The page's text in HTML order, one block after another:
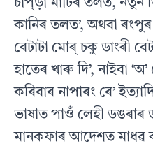
চাপ্‌ড়া মাটিৰ তলত, নতুন
কানিৰ তলত’, অথবা ৰংপুৰ
বেটাটা মোৰ্‌ চকু ডাংৰী
হাতেৰ খাৰু দি’, নাইবা
কৰিবাৰ নাপাৰং ৰে’
ভাষাত পাওঁ লেহী ডঙৰাৰ
মানকফাৰ আদেশত মাধৱ